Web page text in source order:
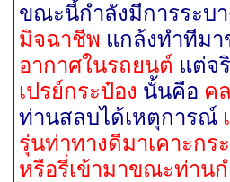
ขณะนี้กำลังมีการระบ
มิจฉาชีพ แกล้งทำทีมา
อากาศในรถยนต์ แต่จ
เปรย์กระป๋อง นั้นคือ ค
ท่านสลบได้เหตุการณ์
รุ่นท่าทางดีมาเคาะก
หรือรี่เข้ามาขณะท่านก